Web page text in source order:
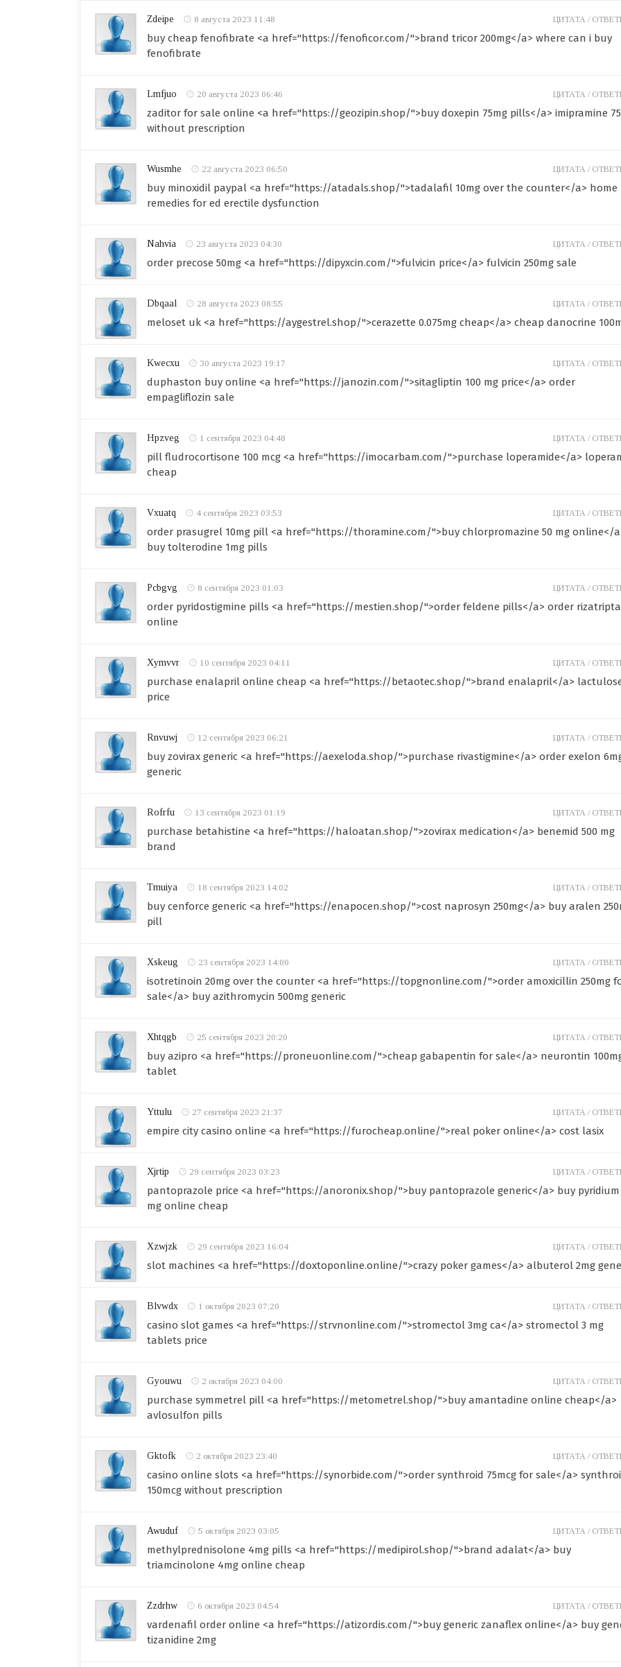
Zdeipe 8 августа 2023 11:48
buy cheap fenofibrate <a href="https://fenoficor.com/">brand tricor 200mg</a> where can i buy
fenofibrate
ЦИТАТА /
Lmfjuo 20 августа 2023 06:46
zaditor for sale online <a href="https://geozipin.shop/">buy doxepin 75mg pills</a> imipramine
without prescription
ЦИТАТА /
Wusmhe 22 августа 2023 06:50
buy minoxidil paypal <a href="https://atadals.shop/">tadalafil 10mg over the counter</a> home
remedies for ed erectile dysfunction
ЦИТАТА /
Nahvia 23 августа 2023 04:30
order precose 50mg <a href="https://dipyxcin.com/">fulvicin price</a> fulvicin 250mg sale
ЦИТАТА /
Dbqaal 28 августа 2023 08:55
meloset uk <a href="https://aygestrel.shop/">cerazette 0.075mg cheap</a> cheap danocrine
ЦИТАТА /
Kwecxu 30 августа 2023 19:17
duphaston buy online <a href="https://janozin.com/">sitagliptin 100 mg price</a> order
empagliflozin sale
ЦИТАТА /
Hpzveg 1 сентября 2023 04:48
pill fludrocortisone 100 mcg <a href="https://imocarbam.com/">purchase loperamide</a>
cheap
ЦИТАТА /
Vxuatq 4 сентября 2023 03:53
order prasugrel 10mg pill <a href="https://thoramine.com/">buy chlorpromazine 50 mg online</
buy tolterodine 1mg pills
ЦИТАТА /
Pcbgvg 8 сентября 2023 01:03
order pyridostigmine pills <a href="https://mestien.shop/">order feldene pills</a> order
online
ЦИТАТА /
Xymvvr 10 сентября 2023 04:11
purchase enalapril online cheap <a href="https://betaotec.shop/">brand enalapril</a>
price
ЦИТАТА /
Rnvuwj 12 сентября 2023 06:21
buy zovirax generic <a href="https://aexeloda.shop/">purchase rivastigmine</a> order exelon
generic
ЦИТАТА /
Rofrfu 13 сентября 2023 01:19
purchase betahistine <a href="https://haloatan.shop/">zovirax medication</a> benemid 500 mg
brand
ЦИТАТА /
Tmuiya 18 сентября 2023 14:02
buy cenforce generic <a href="https://enapocen.shop/">cost naprosyn 250mg</a> buy aralen
pill
ЦИТАТА /
Xskeug 23 сентября 2023 14:00
isotretinoin 20mg over the counter <a href="https://topgnonline.com/">order amoxicillin 250mg
sale</a> buy azithromycin 500mg generic
ЦИТАТА /
Xhtqgb 25 сентября 2023 20:20
buy azipro <a href="https://proneuonline.com/">cheap gabapentin for sale</a> neurontin
tablet
ЦИТАТА /
Yttulu 27 сентября 2023 21:37
empire city casino online <a href="https://furocheap.online/">real poker online</a> cost lasix
ЦИТАТА /
Xjrtip 29 сентября 2023 03:23
pantoprazole price <a href="https://anoronix.shop/">buy pantoprazole generic</a> buy pyridium
mg online cheap
ЦИТАТА /
Xzwjzk 29 сентября 2023 16:04
slot machines <a href="https://doxtoponline.online/">crazy poker games</a> albuterol 2mg
ЦИТАТА /
Blvwdx 1 октября 2023 07:20
casino slot games <a href="https://strvnonline.com/">stromectol 3mg ca</a> stromectol 3 mg
tablets price
ЦИТАТА /
Gyouwu 2 октября 2023 04:00
purchase symmetrel pill <a href="https://metometrel.shop/">buy amantadine online cheap</a>
avlosulfon pills
ЦИТАТА /
Gktofk 2 октября 2023 23:40
casino online slots <a href="https://synorbide.com/">order synthroid 75mcg for sale</a>
150mcg without prescription
ЦИТАТА /
Awuduf 5 октября 2023 03:05
methylprednisolone 4mg pills <a href="https://medipirol.shop/">brand adalat</a> buy
triamcinolone 4mg online cheap
ЦИТАТА /
Zzdrhw 6 октября 2023 04:54
vardenafil order online <a href="https://atizordis.com/">buy generic zanaflex online</a> buy
tizanidine 2mg
ЦИТАТА /